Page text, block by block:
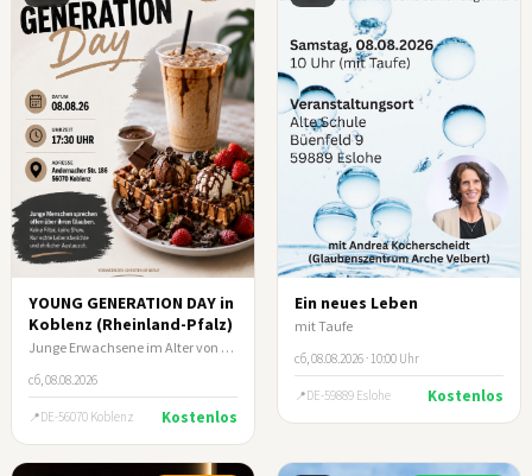
YOUNG GENERATION DAY in
Koblenz (Rheinland-Pfalz)
Junge Erwachsene im Alter von ca. 17-35 Jahre
сб, 08.08.2026
DE-56070 Koblenz Kostenlos
Ein neues Leben
mit Taufe
сб, 08.08.2026 · 10:00 Uhr
DE-59889 Eslohe Kostenlos